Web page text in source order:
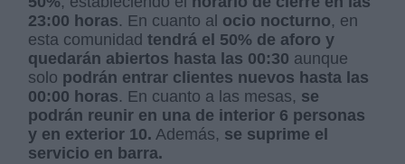
23:00 horas. En cuanto al ocio nocturno, en
esta comunidad tendrá el 50% de aforo y
quedarán abiertos hasta las 00:30 aunque
solo podrán entrar clientes nuevos hasta las
00:00 horas. En cuanto a las mesas, se
podrán reunir en una de interior 6 personas
y en exterior 10. Además, se suprime el
servicio en barra.